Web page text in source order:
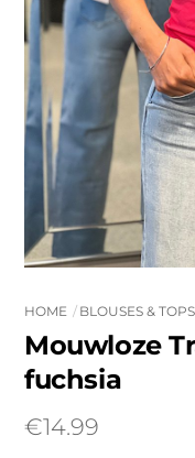
HOME BLOUSES & TOPS
Mouwloze
fuchsia
€14.99